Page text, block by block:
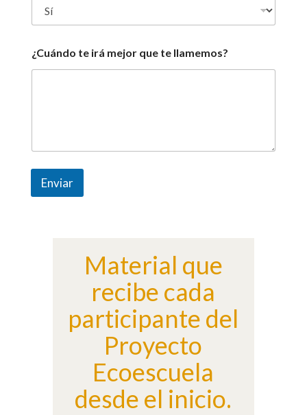
¿Cuándo te irá mejor que te llamemos?
Enviar
Material que
recibe cada
participante del
Proyecto
Ecoescuela
desde el inicio.